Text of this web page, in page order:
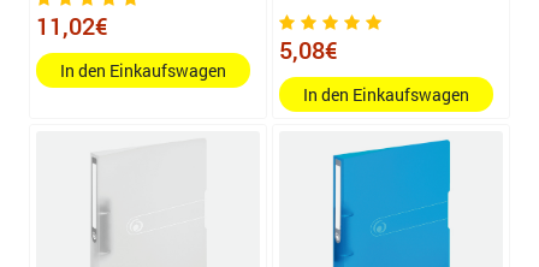
11,02€
In den Einkaufswagen
5,08€
In den Einkaufswagen